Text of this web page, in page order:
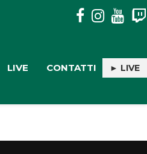
CONSEGUENZE IN ASPROMONTE
LIVE CONTATTI ► LIVE